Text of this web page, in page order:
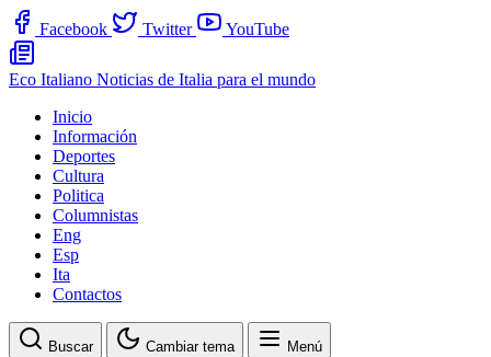
Facebook Twitter YouTube
Eco Italiano Noticias de Italia para el mundo
Inicio
Información
Deportes
Cultura
Politica
Columnistas
Eng
Esp
Ita
Contactos
Buscar Cambiar tema Menú